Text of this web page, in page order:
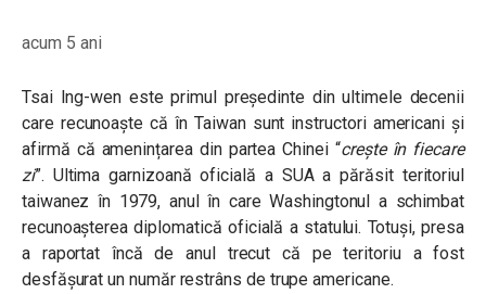
acum 5 ani
Tsai Ing-wen este primul președinte din ultimele decenii
care recunoaște că în Taiwan sunt instructori americani și
afirmă că amenințarea din partea Chinei “crește în fiecare
zi”. Ultima garnizoană oficială a SUA a părăsit teritoriul
taiwanez în 1979, anul în care Washingtonul a schimbat
recunoașterea diplomatică oficială a statului. Totuși, presa
a raportat încă de anul trecut că pe teritoriu a fost
desfășurat un număr restrâns de trupe americane.